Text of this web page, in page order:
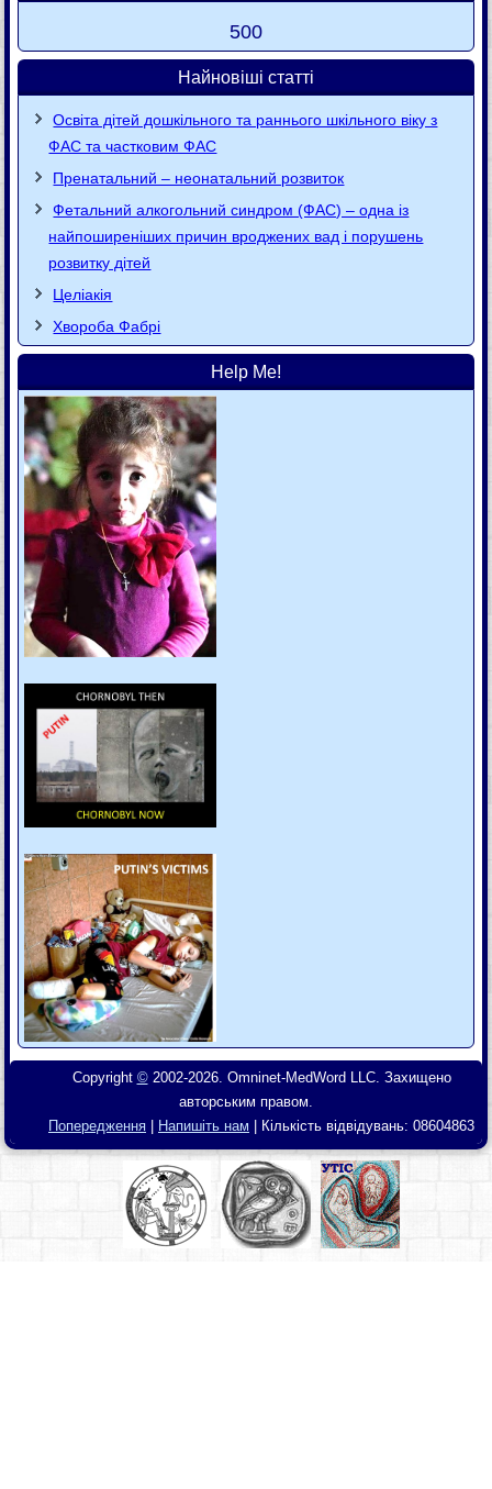
500
Найновіші статті
Освіта дітей дошкільного та раннього шкільного віку з
ФАС та частковим ФАС
Пренатальний – неонатальний розвиток
Фетальний алкогольний синдром (ФАС) – одна із
найпоширеніших причин вроджених вад і порушень
розвитку дітей
Целіакія
Хвороба Фaбpi
Help Me!
Copyright ©2002-2026. Omninet-MedWord LLC. Захищено
авторським правом.
Попередження
Напишіть нам | Кількість відвідувань: 08604863